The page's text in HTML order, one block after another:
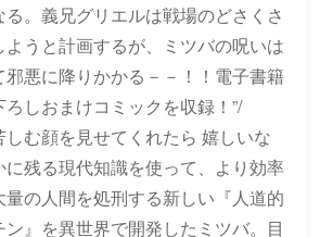
。義兄グリエルは戦場のどさくさ
うと計画するが、ミツバの呪いは
悪に降りかかる－－！！電子書籍
しおまけコミックを収録！”/
しむ顔を見せてくれたら 嬉しいな
残る現代知識を使って、より効率
の人間を処刑する新しい『人道的
』を異世界で開発したミツバ。目